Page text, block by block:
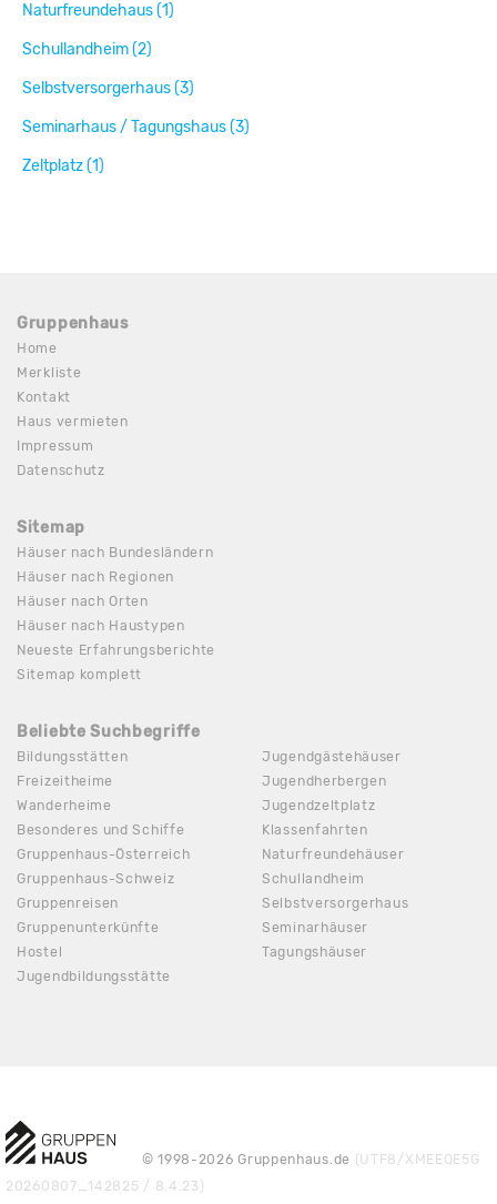
Naturfreundehaus (1)
Schullandheim (2)
Selbstversorgerhaus (3)
Seminarhaus / Tagungshaus (3)
Zeltplatz (1)
Gruppenhaus
Home
Merkliste
Kontakt
Haus vermieten
Impressum
Datenschutz
Sitemap
Häuser nach Bundesländern
Häuser nach Regionen
Häuser nach Orten
Häuser nach Haustypen
Neueste Erfahrungsberichte
Sitemap komplett
Beliebte Suchbegriffe
Bildungsstätten
Freizeitheime
Wanderheime
Besonderes und Schiffe
Gruppenhaus-Österreich
Gruppenhaus-Schweiz
Gruppenreisen
Gruppenunterkünfte
Hostel
Jugendbildungsstätte
Jugendgästehäuser
Jugendherbergen
Jugendzeltplatz
Klassenfahrten
Naturfreundehäuser
Schullandheim
Selbstversorgerhaus
Seminarhäuser
Tagungshäuser
© 1998-2026 Gruppenhaus.de
(UTF8/XMEEQE5G
20260807_142825 / 8.4.23)